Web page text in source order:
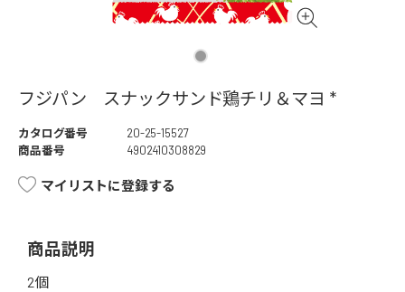
フジパン スナックサンド鶏チリ＆マヨ *
カタログ番号
20-25-15527
商品番号
4902410308829
マイリストに登録する
商品説明
2個